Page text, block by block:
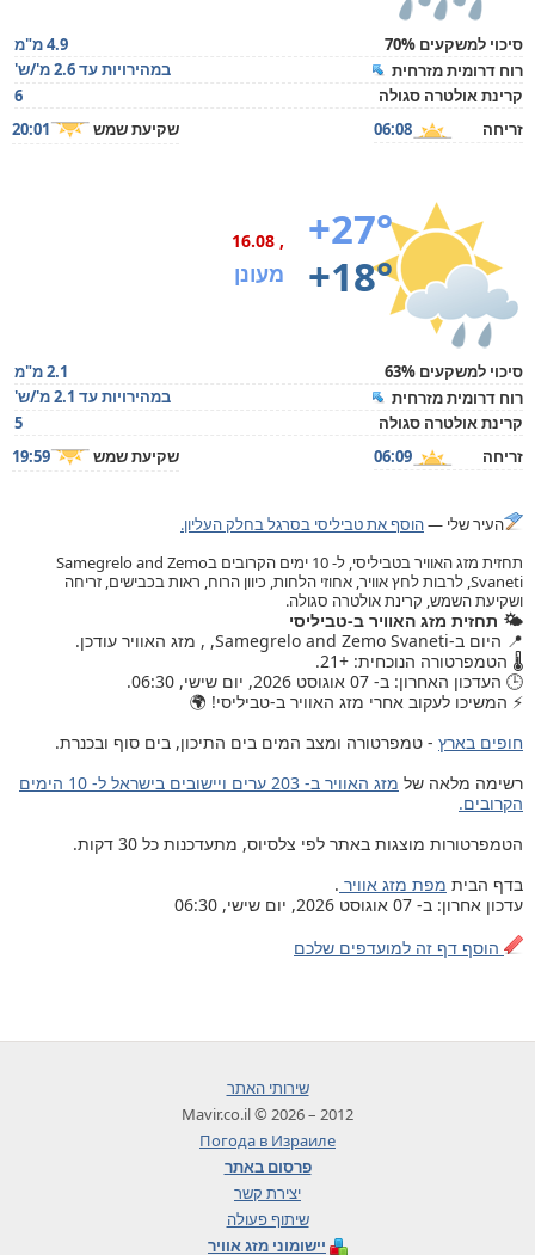
סיכוי למשקעים 70%
4.9 מ"מ
רוח דרומית מזרחית
במהירויות עד 2.6 מ'/ש'
קרינת אולטרה סגולה
6
זריחה
06:08 שקיעת שמש 20:01
+27°
+18°
, 16.08
מעונן
סיכוי למשקעים 63%
2.1 מ"מ
רוח דרומית מזרחית
במהירויות עד 2.1 מ'/ש'
קרינת אולטרה סגולה
5
זריחה
06:09 שקיעת שמש 19:59
העיר שלי —הוסף את טביליסי בסרגל בחלק העליון.
תחזית מזג האוויר בטביליסי, ל- 10 ימים הקרובים בSamegrelo and Zemo
Svaneti, לרבות לחץ אוויר, אחוזי הלחות, כיוון הרוח, ראות בכבישים, זריחה
ושקיעת השמש, קרינת אולטרה סגולה.
🌤️ תחזית מזג האוויר ב-טביליסי
📍 היום ב-Samegrelo and Zemo Svaneti, , מזג האוויר עודכן.
🌡️ הטמפרטורה הנוכחית: +21.
🕒 העדכון האחרון: ב- 07 אוגוסט 2026, יום שישי, 06:30.
⚡ המשיכו לעקוב אחרי מזג האוויר ב-טביליסי! 🌍
חופים בארץ - טמפרטורה ומצב המים בים התיכון, בים סוף ובכנרת.
רשימה מלאה של
מזג האוויר ב- 203 ערים ויישובים בישראל ל- 10 הימים
הקרובים.
הטמפרטורות מוצגות באתר לפי צלסיוס, מתעדכנות כל 30 דקות.
בדף הבית מפת מזג אוויר .
עדכון אחרון: ב- 07 אוגוסט 2026, יום שישי, 06:30
הוסף דף זה למועדפים שלכם
שירותי האתר
2012 – 2026 © Mavir.co.il
Погода в Израиле
פרסום באתר
יצירת קשר
שיתוף פעולה
יישומוני מזג אוויר